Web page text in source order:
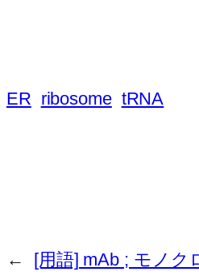
ER ribosome tRNA
← [用語] mAb ; モノク